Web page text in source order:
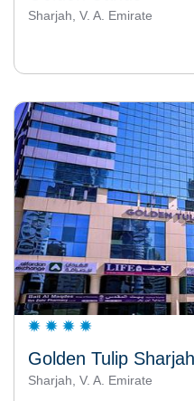
Sharjah, V. A. Emirate
Golden Tulip Sharjah
Sharjah, V. A. Emirate